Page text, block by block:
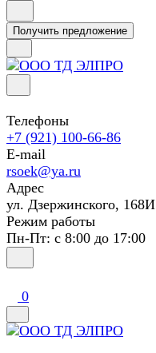
Получить предложение
Телефоны
+7 (921) 100-66-86
E-mail
rsoek@ya.ru
Адрес
ул. Дзержинского, 168И
Режим работы
Пн-Пт: с 8:00 до 17:00
0